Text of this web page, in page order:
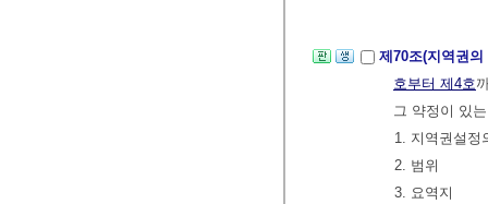
제70조(지역권
호부터 제4호
그 약정이 있
1. 지역권설정
2. 범위
3. 요역지